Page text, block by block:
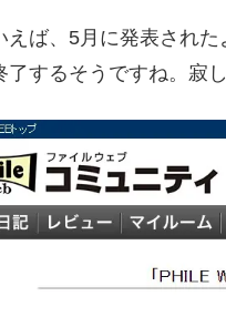
えば、5月に発表され
了するそうですね。寂